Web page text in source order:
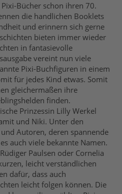
Bücher schon ihren 70.
die handlichen Booklets
und erinnern sich gerne
bieten immer wieder
in fantasievolle
vereint nun viele
Pixi-Buchfiguren in einem
für jedes Kind etwas. Somit
gleichermaßen ihre
finden.
Prinzessin Lilly Werkel
und Niki. Unter den
Autoren, deren spannende
auch viele bekannte Namen.
Paulsen oder Cornelia
leicht verständlichen
dafür, dass auch
leicht folgen können. Die